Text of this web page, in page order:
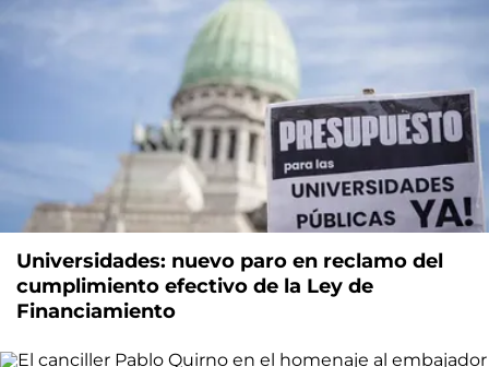
Universidades: nuevo paro en reclamo del
cumplimiento efectivo de la Ley de
Financiamiento